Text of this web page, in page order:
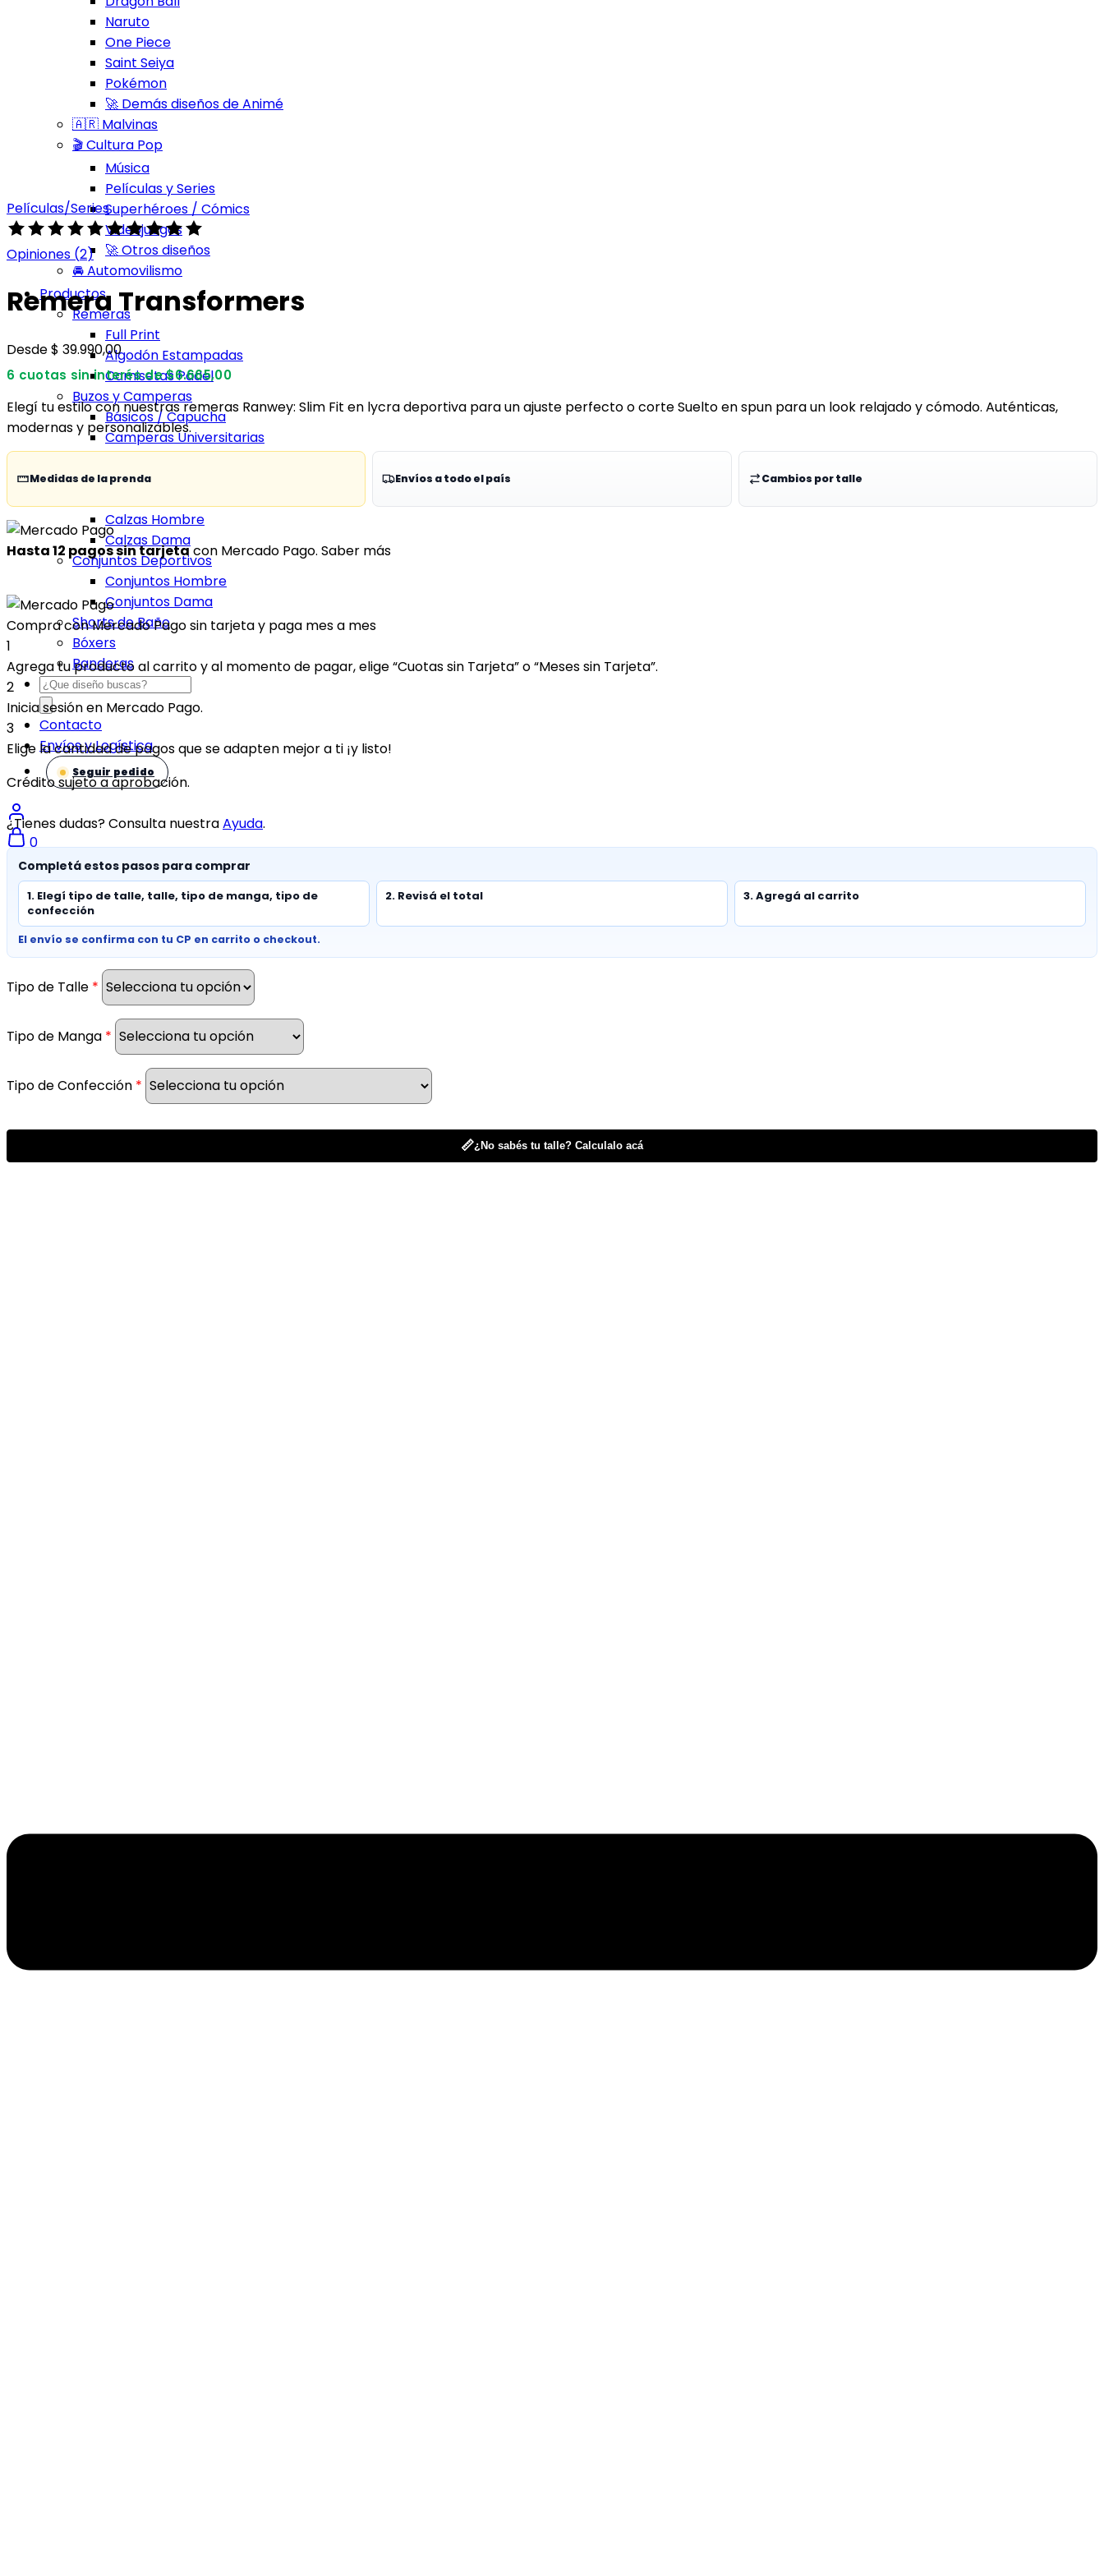
Naruto
One Piece
Saint Seiya
Pokémon
🚀 Demás diseños de Animé
🇦🇷 Malvinas
🎬 Cultura Pop
Música
Películas y Series
Superhéroes / Cómics
Videojuegos
🚀 Otros diseños
🚘 Automovilismo
Productos
Remeras
Full Print
Algodón Estampadas
Camisetas Pádel
Buzos y Camperas
Básicos / Capucha
Camperas Universitarias
Camperas Deportivas
Ajustadas / Sueltas
Calzas Hombre
Calzas Dama
Conjuntos Deportivos
Conjuntos Hombre
Conjuntos Dama
Shorts de Baño
Bóxers
Banderas
Products
search
Contacto
Envíos y Logística
Seguir pedido
0
Películas/Series
con
de
5
2
opiniones
Opiniones (2)
Remera Transformers
Desde$ 39.990,00
6 cuotas sin interés de $6.665,00
Elegí tu estilo con nuestras remeras Ranwey: Slim Fit en lycra deportiva para un ajuste perfecto o corte Suelto en spun para un look relajado y cómodo. Auténticas,
modernas y personalizables.
Medidas de la prenda Envíos a todo el país Cambios por talle
Hasta 12 pagos sin tarjetacon Mercado Pago. Saber más
Compra con Mercado Pago sin tarjeta y paga mes a mes
1
Agrega tu producto al carrito y al momento de pagar, elige “Cuotas sin Tarjeta” o “Meses sin Tarjeta”.
2
Inicia sesión en Mercado Pago.
3
Elige la cantidad de pagos que se adapten mejor a ti ¡y listo!
Crédito sujeto a aprobación.
¿Tienes dudas? Consulta nuestraAyuda.
Completá estos pasos para comprar
1. Elegí tipo de talle, talle, tipo de manga, tipo de
confección
2. Revisá el total 3. Agregá al carrito
El envío se confirma con tu CP en carrito o checkout.
Tipo de Talle *
Tipo de Manga *
Tipo de Confección *
📏¿No sabés tu talle? Calculalo acá